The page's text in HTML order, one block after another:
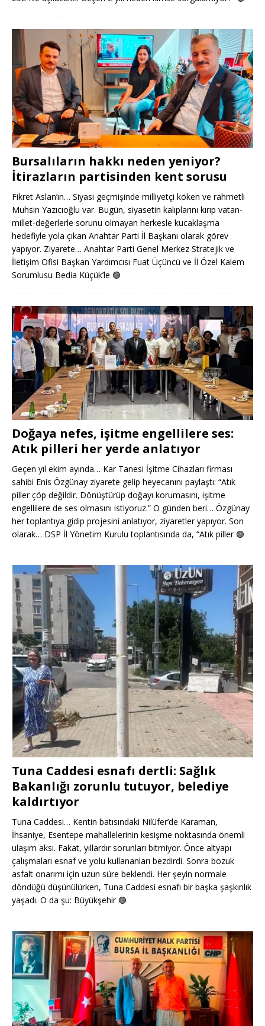
Bursalıların hakkı neden yeniyor?
İtirazların partisinden kent sorusu
Fikret Aslan’ın… Siyasi geçmişinde milliyetçi köken ve rahmetli
Muhsin Yazıcıoğlu var. Bugün, siyasetin kalıplarını kırıp vatan-
millet-değerlerle sorunu olmayan herkesle kucaklaşma
hedefiyle yola çıkan Anahtar Parti İl Başkanı olarak görev
yapıyor. Ziyarete… Anahtar Parti Genel Merkez Stratejik ve
İletişim Ofisi Başkan Yardımcısı Fuat Üçüncü ve İl Özel Kalem
Sorumlusu Bedia Küçük’le 🟢
Doğaya nefes, işitme engellilere ses:
Atık pilleri her yerde anlatıyor
Geçen yıl ekim ayında… Kar Tanesi İşitme Cihazları firması
sahibi Enis Özgünay ziyarete gelip heyecanını paylaştı: “Atık
piller çöp değildir. Dönüştürüp doğayı korumasını, işitme
engellilere de ses olmasını istiyoruz.” O günden beri… Özgünay
her toplantıya gidip projesini anlatıyor, ziyaretler yapıyor. Son
olarak… DSP İl Yönetim Kurulu toplantısında da, “Atık piller 🟢
Tuna Caddesi esnafı dertli: Sağlık
Bakanlığı zorunlu tutuyor, belediye
kaldırtıyor
Tuna Caddesi… Kentin batısındaki Nilüfer’de Karaman,
İhsaniye, Esentepe mahallelerinin kesişme noktasında önemli
ulaşım aksı. Fakat, yıllardır sorunları bitmiyor. Önce altyapı
çalışmaları esnaf ve yolu kullananları bezdirdi. Sonra bozuk
asfalt onarımı için uzun süre beklendi. Her şeyin normale
döndüğü düşünülürken, Tuna Caddesi esnafı bir başka şaşkınlık
yaşadı. O da şu: Büyükşehir 🟢